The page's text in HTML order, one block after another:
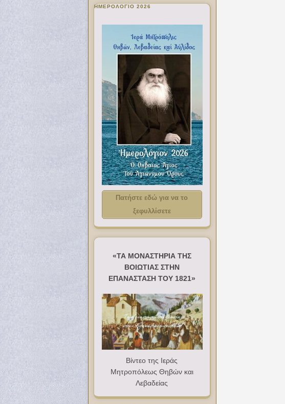
ΗΜΕΡΟΛΟΓΙΟ 2026
Πατήστε εδώ για να το
ξεφυλλίσετε
«ΤΑ ΜΟΝΑΣΤΗΡΙΑ ΤΗΣ
ΒΟΙΩΤΙΑΣ ΣΤΗΝ
ΕΠΑΝΑΣΤΑΣΗ ΤΟΥ 1821»
Βίντεο της Ιεράς
Μητροπόλεως Θηβών και
Λεβαδείας